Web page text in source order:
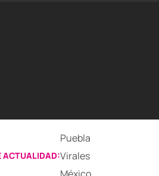
ACTUALIDAD:
Puebla
Virales
México